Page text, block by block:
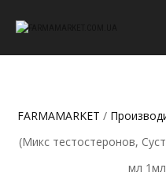
FARMAMARKET /
(Микс тестостеронов,
мл